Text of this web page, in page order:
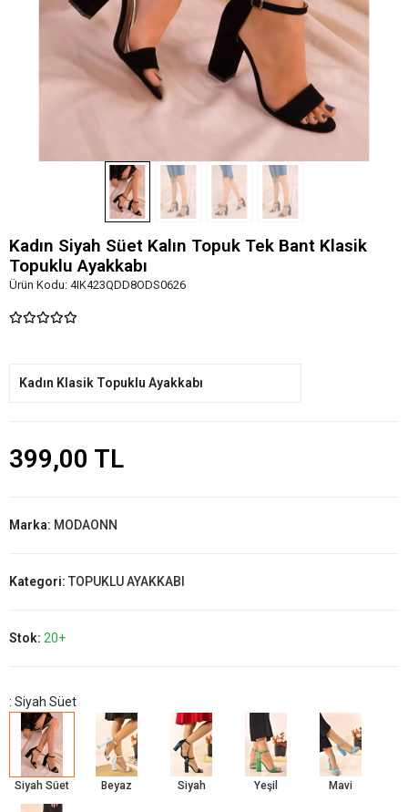
Kadın Siyah Süet Kalın Topuk Tek Bant Klasik
Topuklu Ayakkabı
Ürün Kodu: 4IK423QDD8ODS0626
Kadın Klasik Topuklu Ayakkabı
399,00 TL
Marka: MODAONN
Kategori: TOPUKLU AYAKKABI
Stok: 20+
: Siyah Süet
Siyah Süet Beyaz Siyah Yeşil Mavi